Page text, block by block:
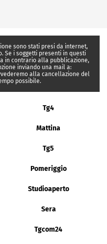
sono stati presi da internet,
Se i soggetti presenti in questi
in contrario alla pubblicazione,
inviando una mail a:
alla cancellazione del
possibile.
Tg4
Mattina
Tg5
Pomeriggio
Studioaperto
Sera
Tgcom24